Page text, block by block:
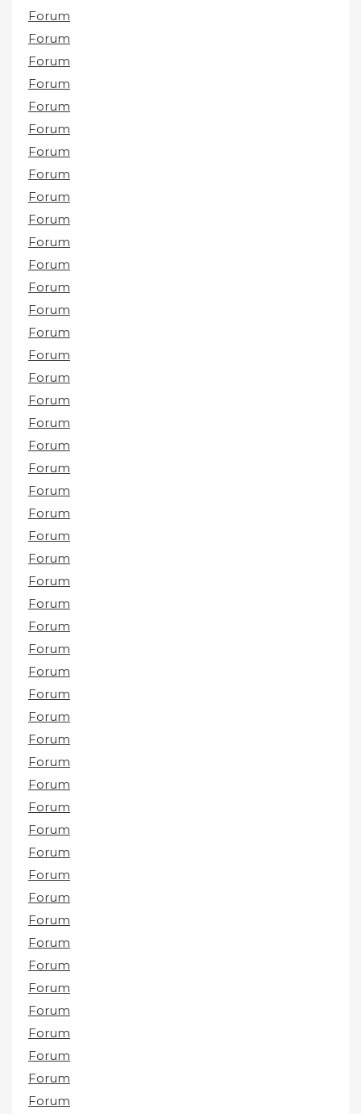
Forum
Forum
Forum
Forum
Forum
Forum
Forum
Forum
Forum
Forum
Forum
Forum
Forum
Forum
Forum
Forum
Forum
Forum
Forum
Forum
Forum
Forum
Forum
Forum
Forum
Forum
Forum
Forum
Forum
Forum
Forum
Forum
Forum
Forum
Forum
Forum
Forum
Forum
Forum
Forum
Forum
Forum
Forum
Forum
Forum
Forum
Forum
Forum
Forum